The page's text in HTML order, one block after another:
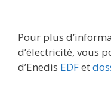
Pour plus
d’électricité, vous
d’Enedis EDFet